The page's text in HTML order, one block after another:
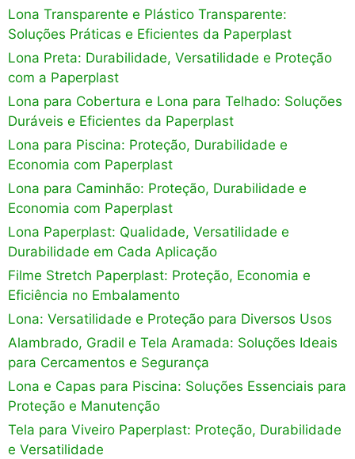
Lona Transparente e Plástico Transparente:
Soluções Práticas e Eficientes da Paperplast
Lona Preta: Durabilidade, Versatilidade e Proteção
com a Paperplast
Lona para Cobertura e Lona para Telhado: Soluções
Duráveis e Eficientes da Paperplast
Lona para Piscina: Proteção, Durabilidade e
Economia com Paperplast
Lona para Caminhão: Proteção, Durabilidade e
Economia com Paperplast
Lona Paperplast: Qualidade, Versatilidade e
Durabilidade em Cada Aplicação
Filme Stretch Paperplast: Proteção, Economia e
Eficiência no Embalamento
Lona: Versatilidade e Proteção para Diversos Usos
Alambrado, Gradil e Tela Aramada: Soluções Ideais
para Cercamentos e Segurança
Lona e Capas para Piscina: Soluções Essenciais para
Proteção e Manutenção
Tela para Viveiro Paperplast: Proteção, Durabilidade
e Versatilidade